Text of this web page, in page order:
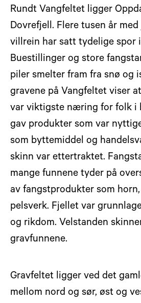
Rundt Vangfeltet ligger
Dovrefjell. Flere tusen år
villrein har satt tydelige spor
Buestillinger og store
piler smelter fram fra snø og
gravene på Vangfeltet viser
var viktigste næring for folk i
gav produkter som var
som byttemiddel og
skinn var ettertraktet.
mange funnene tyder på
av fangstprodukter som
pelsverk. Fjellet var
og rikdom. Velstanden
gravfunnene.
Gravfeltet ligger ved det
mellom nord og sør, øst og